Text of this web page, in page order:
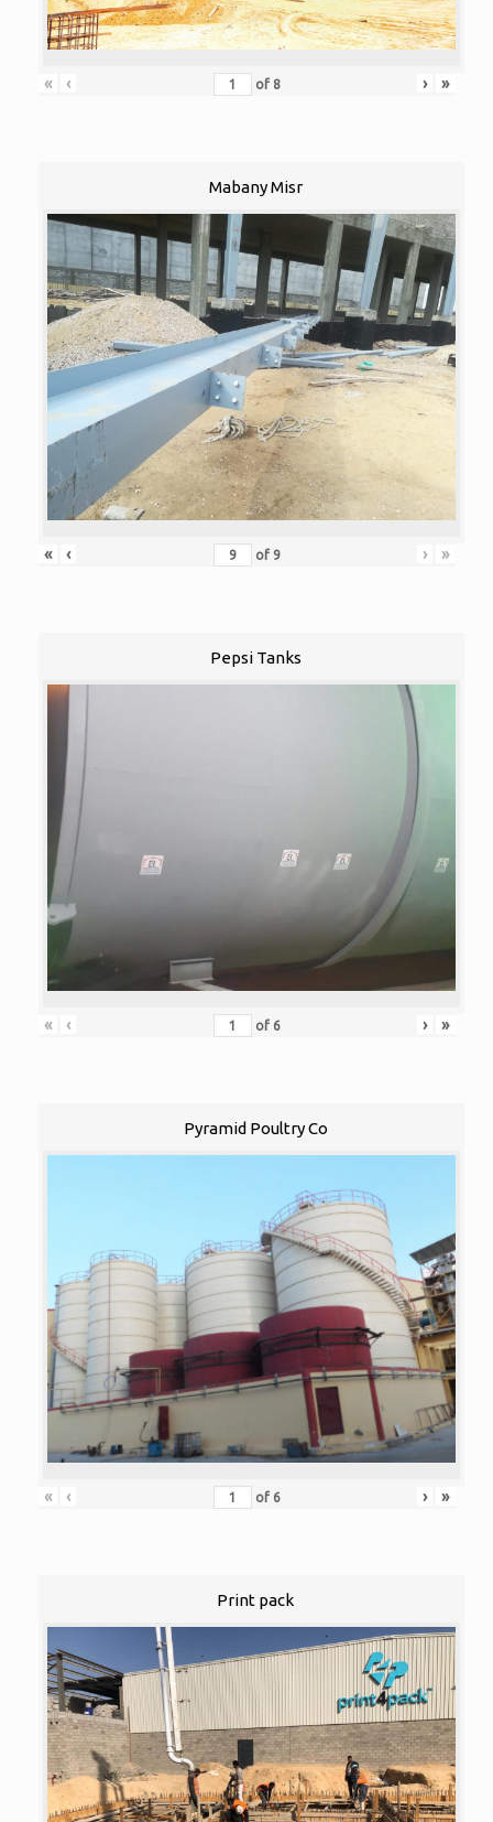
« ‹ of 8 › »
Mabany Misr
« ‹ of 9 › »
Pepsi Tanks
« ‹ of 6 › »
Pyramid Poultry Co
« ‹ of 6 › »
Print pack